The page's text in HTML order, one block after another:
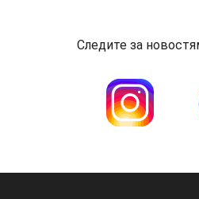
Следите за